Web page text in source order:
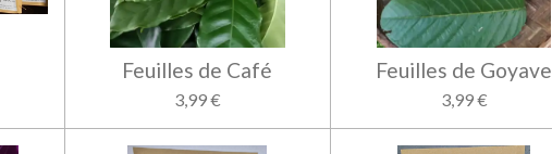
Feuilles de Café
3,99 €
Feuilles de Goyave
3,99 €